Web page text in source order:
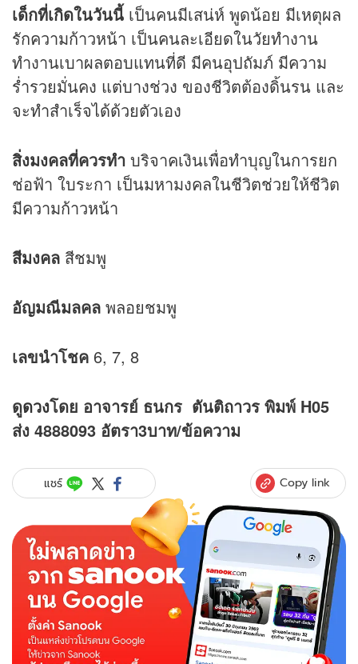
เด็กที่เกิดในวันนี้ เป็นคนมีเสน่ห์ พูดน้อย มีเหตุผล
รักความก้าวหน้า เป็นคนละเอียดในวัยทำงาน
ทำงานเบาผลตอบแทนที่ดี มีคนอุปถัมภ์ มีความ
ร่ำรวยมั่นคง แต่บางช่วง ของชีวิตต้องดิ้นรน และ
จะทำสำเร็จได้ด้วยตัวเอง
สิ่งมงคลที่ควรทำ บริจาคเงินเพื่อทำบุญในการยก
ช่อฟ้า ใบระกา เป็นมหามงคลในชีวิตช่วยให้ชีวิต
มีความก้าวหน้า
สีมงคล สีชมพู
อัญมณีมลคล พลอยชมพู
เลขนำโชค 6, 7, 8
ดูดวงโดย อาจารย์ ธนกร ตันติถาวร พิมพ์ H05
ส่ง 4888093 อัตรา3บาท/ข้อความ
แชร์ Copy link